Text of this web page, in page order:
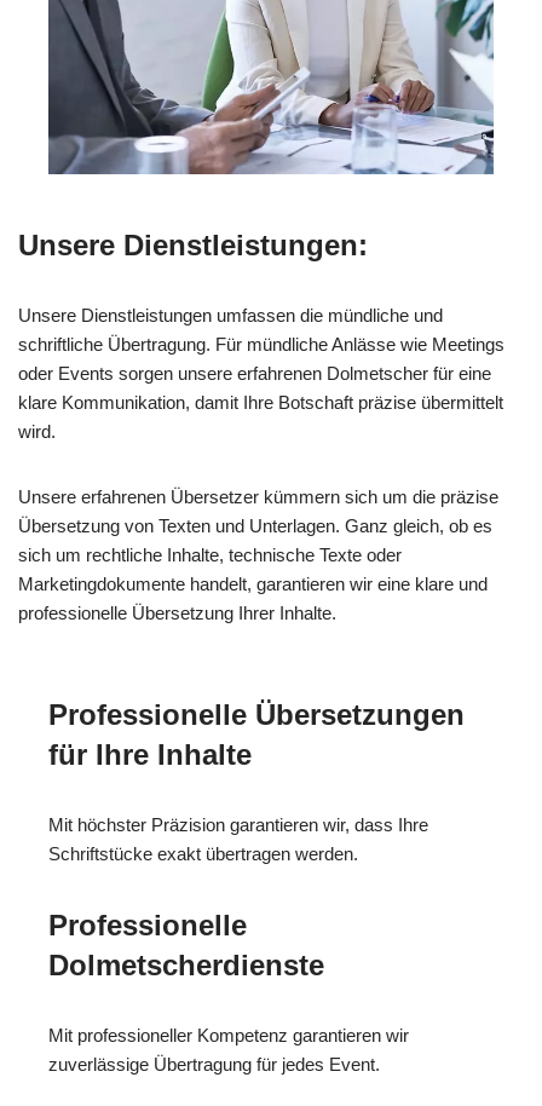
Unsere Dienstleistungen:
Unsere Dienstleistungen umfassen die mündliche und
schriftliche Übertragung. Für mündliche Anlässe wie Meetings
oder Events sorgen unsere erfahrenen Dolmetscher für eine
klare Kommunikation, damit Ihre Botschaft präzise übermittelt
wird.
Unsere erfahrenen Übersetzer kümmern sich um die präzise
Übersetzung von Texten und Unterlagen. Ganz gleich, ob es
sich um rechtliche Inhalte, technische Texte oder
Marketingdokumente handelt, garantieren wir eine klare und
professionelle Übersetzung Ihrer Inhalte.
Professionelle Übersetzungen
für Ihre Inhalte
Mit höchster Präzision garantieren wir, dass Ihre
Schriftstücke exakt übertragen werden.
Professionelle
Dolmetscherdienste
Mit professioneller Kompetenz garantieren wir
zuverlässige Übertragung für jedes Event.